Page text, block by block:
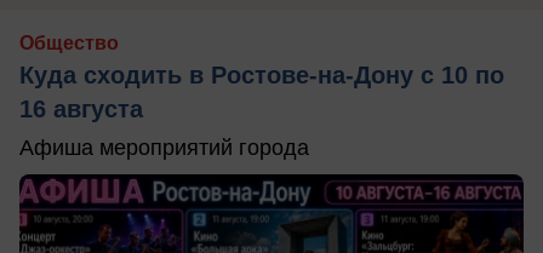
Общество
Куда сходить в Ростове-на-Дону с 10 по
16 августа
Афиша мероприятий города